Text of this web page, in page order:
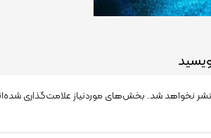
نخواهد شد. بخش‌های موردنیاز علامت‌گذاری